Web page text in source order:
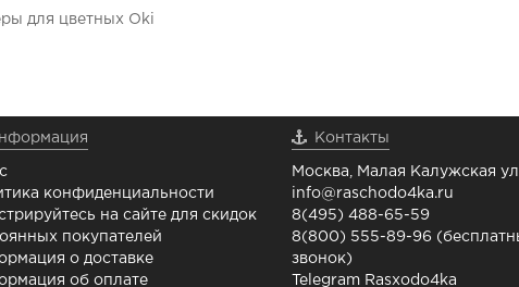
для цветных Oki
конфиденциальности
на сайте для скидок
покупателей
о доставке
об оплате
Контакты
Москва, Малая Калужская ул.
info@raschodo4ka.ru
8(495) 488-65-59
8(800) 555-89-96
звонок)
Telegram Rasxodo4ka